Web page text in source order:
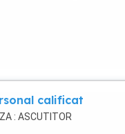
calificat
: ASCUTITOR